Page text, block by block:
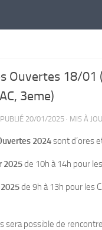
Ouvertes 18/01
3eme)
PUBLIÉ 20/01/2025 · MIS À
2024sont d’ores
2025de 10h à 14h pour
de 9h à 13h pour les
sera possible de